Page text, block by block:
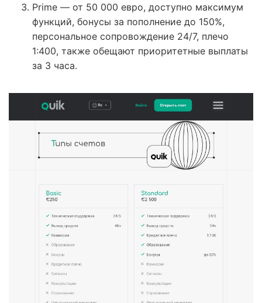
Prime — от 50 000 евро, доступно максимум
функций, бонусы за пополнение до 150%,
персональное сопровождение 24/7, плечо
1:400, также обещают приоритетные выплаты
за 3 часа.